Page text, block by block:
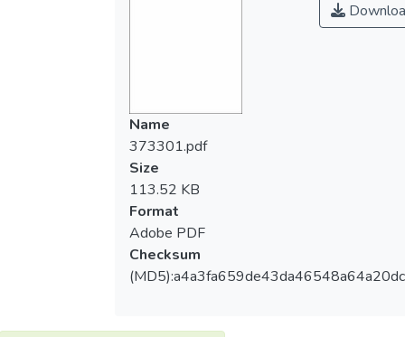
Name
373301.pdf
Size
113.52 KB
Format
Adobe PDF
Checksum